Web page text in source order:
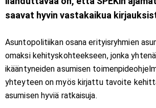
saavat hyvin vastakaikua
Asuntopolitiikan osana erityisryhmien
omaksi kehityskohteekseen, jonka
ikääntyneiden asumisen
yhteyteen on myös kirjattu tavoite
asumisen hyviä ratkaisuja.